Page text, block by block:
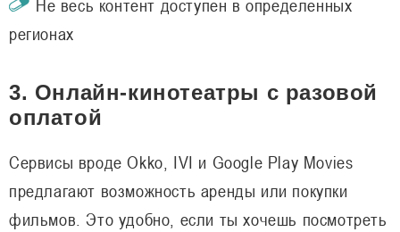
Не весь контент доступен в определенных
регионах
3. Онлайн-кинотеатры с разовой
оплатой
Сервисы вроде Okko, IVI и Google Play Movies
предлагают возможность аренды или покупки
фильмов. Это удобно, если ты хочешь посмотреть